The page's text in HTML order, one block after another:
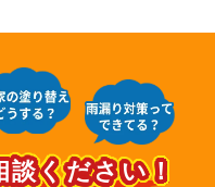
ください！